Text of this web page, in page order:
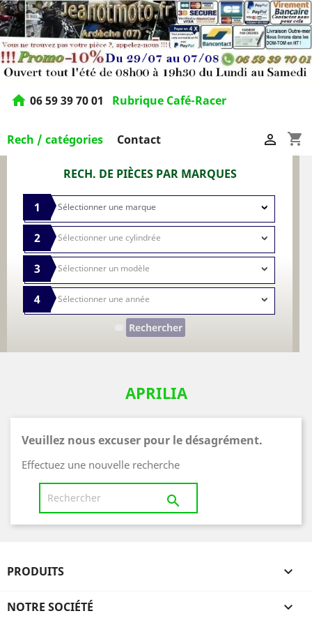
home 06 59 39 70 01 Rubrique Café-Racer
Rech / catégories Contact shopping_cart

RECH. DE PIÈCES PAR MARQUES
1
2
3
4
Rechercher
APRILIA
Veuillez nous excuser pour le désagrément.
Effectuez une nouvelle recherche

PRODUITS 
NOTRE SOCIÉTÉ 